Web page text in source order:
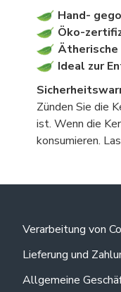
Hand-
Öko-
Ideal zur
Zünden Sie die
ist. Wenn die
konsumieren.
Verarbeitung von
Lieferung und
Allgemeine